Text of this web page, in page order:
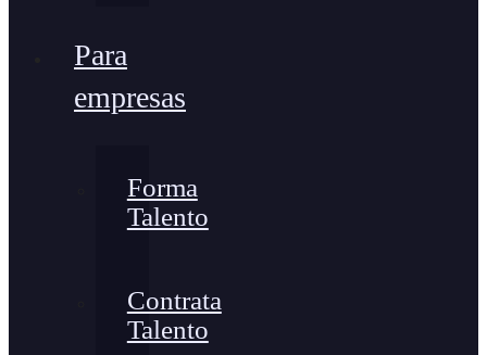
Para
empresas
Forma
Talento
Contrata
Talento